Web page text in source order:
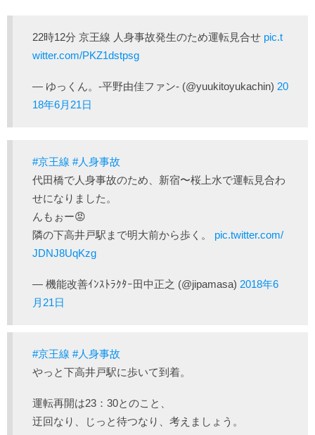
22時12分 京王線 人身事故発生のため運転見合せ pic.t
witter.com/PKZ1dstpsg
— ゆっくん。-平野由佳ファン- (@yuukitoyukachin) 20
18年6月21日
#京王線 #人身事故
代田橋で人身事故のため、新宿〜桜上水で運転見合わ
せになりました。
んもぉー😡
隣の下高井戸駅まで明大前から歩く。 pic.twitter.com/
JDNJ8UqKzg
— 機能改善ｲﾝｽﾄﾗｸﾀｰ田中正之 (@jipamasa) 2018年6
月21日
#京王線 #人身事故
やっと下高井戸駅に歩いて到着。
運転再開は23：30とのこと、
迂回なり、じっと待つなり、考えましょう。